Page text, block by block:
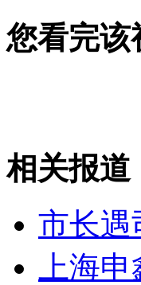
女权团体裸身抗
山西运城恶犬咬
您看完该
相关报道
市长遇
上海